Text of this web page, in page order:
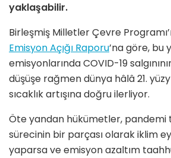
yaklaşabilir.
Birleşmiş Milletler Çevre
Emisyon Açığı Raporu’na göre, bu
emisyonlarında COVID-19
düşüşe rağmen dünya hâlâ 21.
sıcaklık artışına doğru ilerliyor.
Öte yandan hükümetler,
sürecinin bir parçası olarak iklim
yaparsa ve emisyon azaltım